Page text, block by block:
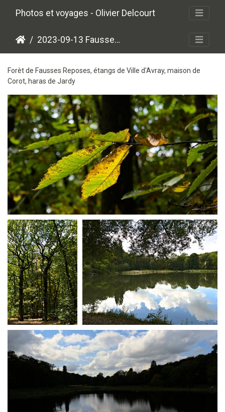
Photos et voyages - Olivier Delcourt
2023-09-13 Fausses Reposes
Forèt de Fausses Reposes, étangs de Ville d'Avray, maison de
Corot, haras de Jardy
Forêt de Fausses Reposes
Forêt de Fausses
Reposes
Etangs de Ville d'Avray